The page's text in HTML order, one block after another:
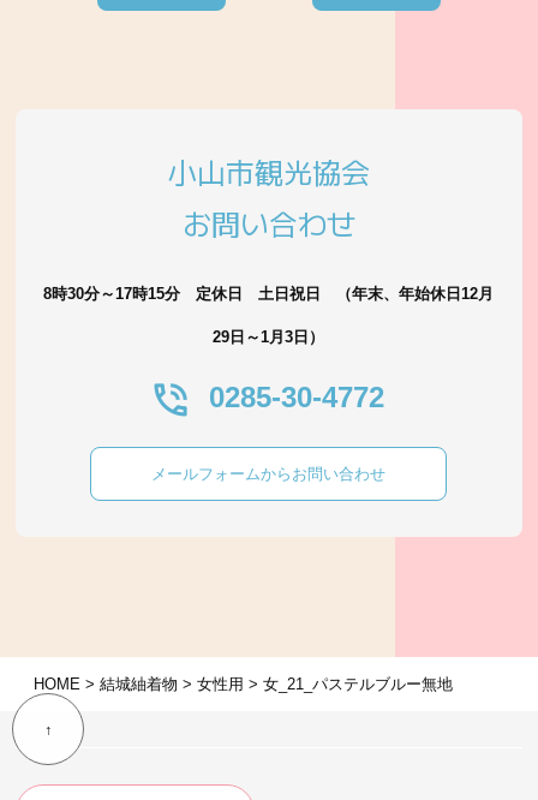
小山市観光協会
お問い合わせ
8時30分～17時15分 定休日 土日祝日 （年末、年始休日12月
29日～1月3日）
0285-30-4772
メールフォームからお問い合わせ
↑
HOME >結城紬着物 >女性用 >女_21_パステルブルー無地